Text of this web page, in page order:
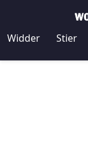
Widder Stier